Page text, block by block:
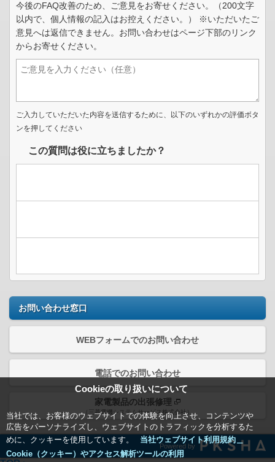
Cookieの取り扱いについて
当社では、お客様のウェブサイトでの体験を向上させ、コンテンツや
広告をパーソナライズし、ウェブサイトのトラフィックを分析するた
めに、クッキーを使用しています。
当社ウェブサイト利用規約＿
Cookie（クッキー）やアクセス解析ツールの利用
今後のFAQ改善のため、ご意見をお寄せください。（200文字
以内で、個人情報の記入はお控えください。） ※いただいたご
意見へは返信できません。お問い合わせはページ下部のリンク
からお寄せください。
ご入力していただいた内容を送信するために、以下のいずれかの評価ボタ
ンを押してください
この質問は役に立ちましたか？
お問い合わせ窓口
WEBフォームでのお問い合わせ
電話でのお問い合わせ
家電製品の出張修理
（三菱電機システムサービス株式会社）
Powered by